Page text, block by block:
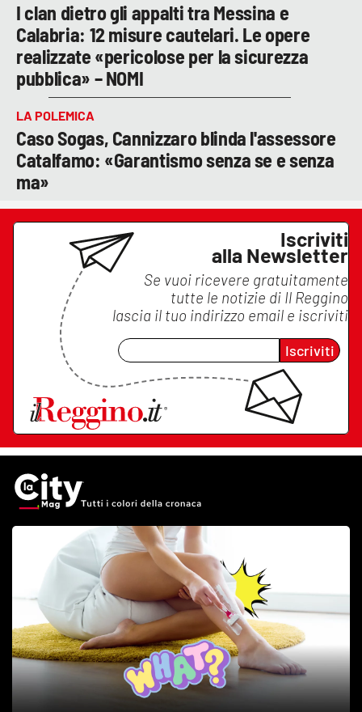
I clan dietro gli appalti tra Messina e
Calabria: 12 misure cautelari. Le opere
realizzate «pericolose per la sicurezza
pubblica» – NOMI
LA POLEMICA
Caso Sogas, Cannizzaro blinda l'assessore
Catalfamo: «Garantismo senza se e senza
ma»
Iscriviti
alla Newsletter
Se vuoi ricevere gratuitamente
tutte le notizie di Il Reggino
lascia il tuo indirizzo email e iscriviti
Iscriviti